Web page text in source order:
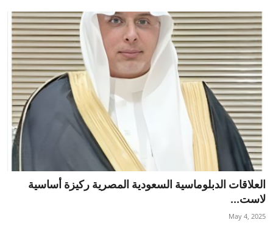
العلاقات الدبلوماسية السعودية المصرية ركيزة أساسية
لاست...
May 4, 2025